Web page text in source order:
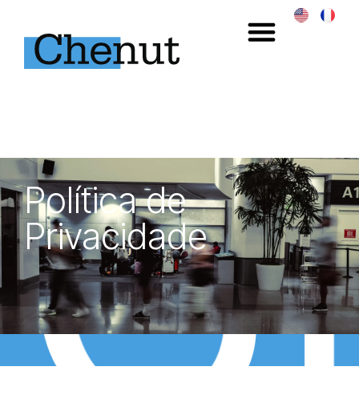
Política de
Privacidade